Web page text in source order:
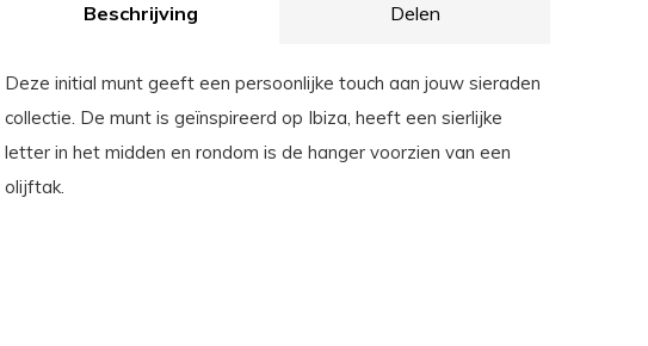
Beschrijving Delen
Deze initial munt geeft een persoonlijke touch aan jouw sieraden
collectie. De munt is geïnspireerd op Ibiza, heeft een sierlijke
letter in het midden en rondom is de hanger voorzien van een
olijftak.